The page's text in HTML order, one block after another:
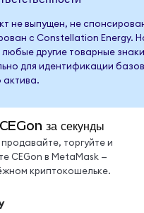
не выпущен, не
с Constellation Energy.
другие товарные
для идентификации
актива.
за секунды
продавайте, торгуйте и
CEGon в MetaMask —
криптокошельке.